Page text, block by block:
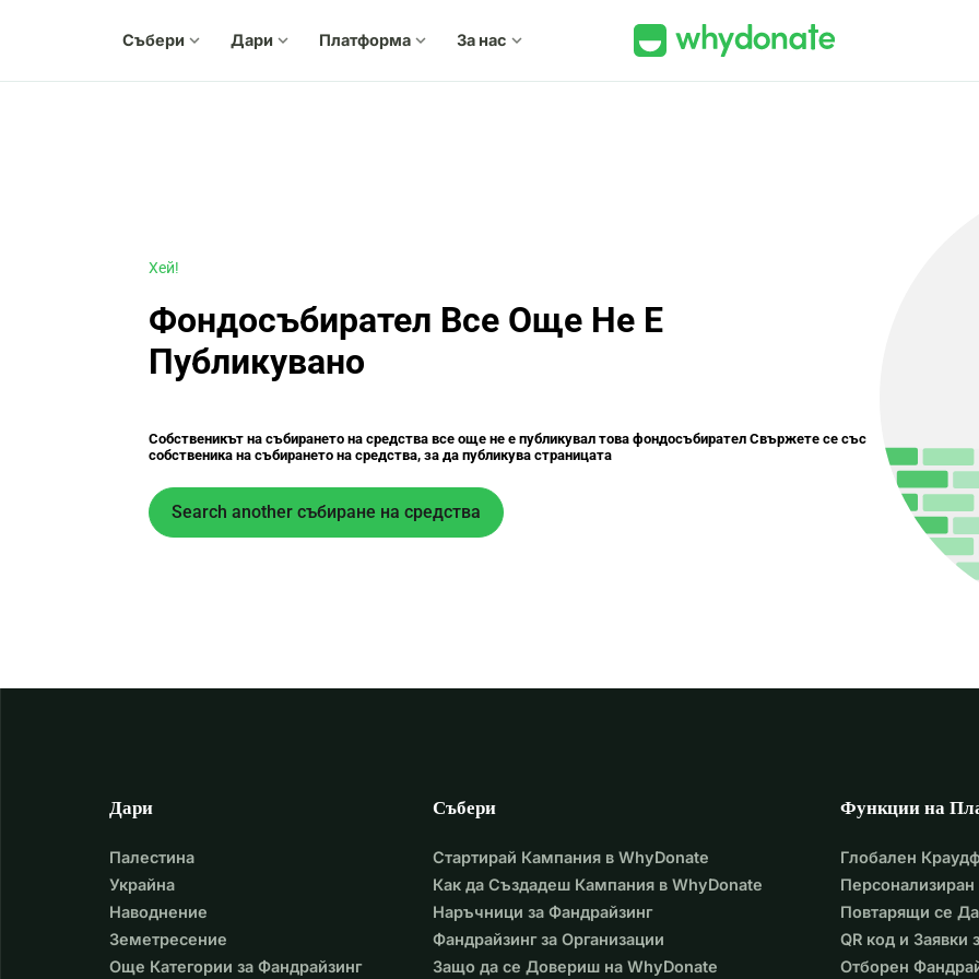
Събери expand_more Дари expand_more Платформа expand_more За нас expand_more
Хей!
Фондосъбирател Все Още Не Е
Публикувано
Собственикът на събирането на средства все още не е публикувал това фондосъбирател Свържете се със
собственика на събирането на средства, за да публикува страницата
Search another събиране на средства
Дари
Палестина
Украйна
Наводнение
Земетресение
Още Категории за Фандрайзинг
Събери
Стартирай Кампания в WhyDonate
Как да Създадеш Кампания в WhyDonate
Наръчници за Фандрайзинг
Фандрайзинг за Организации
Защо да се Довериш на WhyDonate
Функции на
Глобален
Персонализиран
Повтарящи се
QR код и Заявки
Отборен